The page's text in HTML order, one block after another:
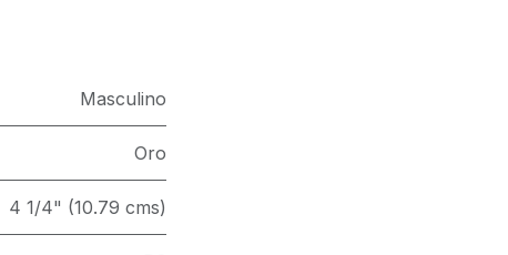
Masculino
Oro
4 1/4" (10.79 cms)